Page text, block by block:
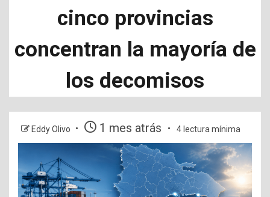
cinco provincias
concentran la mayoría de
los decomisos
Eddy Olivo 1 mes atrás 4 lectura mínima